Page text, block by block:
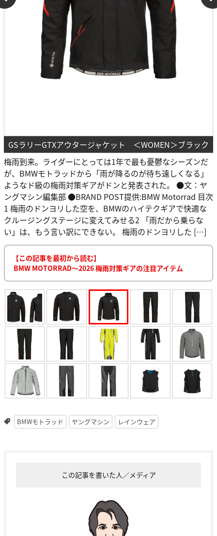
GSラリーGTXアウタージャケット ＜WOMEN＞ブラック
梅雨到来。ライダーにとっては1年で最も憂鬱なシーズンだ
が、BMWモトラッドから「雨が降るのが待ち遠しくなる」
ようなド級の梅雨対策ギアがドンと発表された。 ●文：ヤ
ングマシン編集部 ●BRAND POST提供:BMW Motorrad 目次
1 梅雨のドンヨリした空を、BMWのハイテクギアで快適な
クルージングステージに変えてみせる2 「雨だから乗らな
い」は、もう言い訳にできない。 梅雨のドンヨリした […]
【この記事を最初から読む】
BMW MOTORRAD〜2026 梅雨対策ギアの注目アイテム
BMWモトラッド ヤングマシン レインウェア
この記事を書いた人／メディア